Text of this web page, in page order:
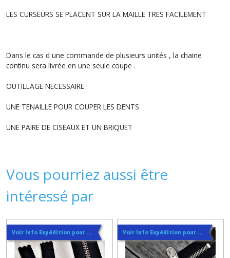
LES CURSEURS SE PLACENT SUR LA MAILLE TRES FACILEMENT
Dans le cas d une commande de plusieurs unités , la chaine
continu sera livrée en une seule coupe .
OUTILLAGE NECESSAIRE :
UNE TENAILLE POUR COUPER LES DENTS
UNE PAIRE DE CISEAUX ET UN BRIQUET
Vous pourriez aussi être
intéressé par
Voir Info Expédition pour Régler les Frais de Port au Meilleur Prix , En haut d'ecran à Droite Voir Info Expédition pour Régler les Frais de Port au Meilleur Prix , En haut d'ecran à Droite